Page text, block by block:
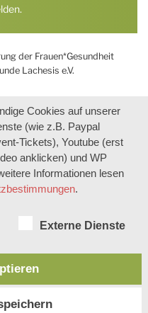
der Frauen*Gesundheit
Lachesis e.V.
Cookies auf unserer
(wie z.B. Paypal
Tickets), Youtube (erst
anklicken) und WP
Informationen lesen
.
Externe Dienste